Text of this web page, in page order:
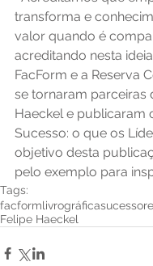
transforma e
valor quando é
acreditando nesta
FacForm e a Reserva
se tornaram parceiras
Haeckel e publicaram
Sucesso: o que os
objetivo desta
pelo exemplo para
Tags:
facformlivrográficasucesso
Felipe Haeckel